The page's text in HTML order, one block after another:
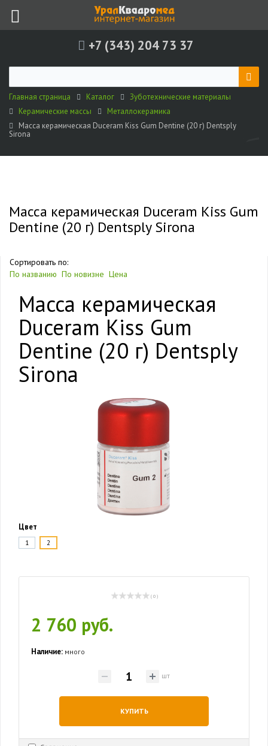
+7 (343) 204 73 37
Главная страница Каталог
Зуботехнические материалы
Керамические массы
Металлокерамика
Масса керамическая Duceram Kiss Gum Dentine (20 г) Dentsply
Sirona
Масса керамическая Duceram Kiss Gum
Dentine (20 г) Dentsply Sirona
Сортировать по:
По названию По новизне Цена
Масса керамическая
Duceram Kiss Gum
Dentine (20 г) Dentsply
Sirona
Цвет
1 2
( 0 )
2 760 руб.
Наличие: много
шт
КУПИТЬ